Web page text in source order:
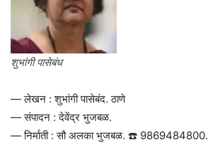
शुभांगी पासेबंध
— लेखन : शुभांगी पासेबंद. ठाणे
— संपादन : देवेंद्र भुजबळ.
— निर्माती : सौ अलका भुजबळ. ☎️ 9869484800.